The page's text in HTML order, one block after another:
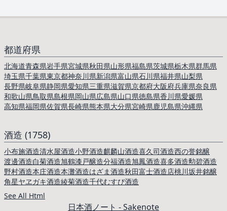
都道府県
北海道青森県岩手県宮城県秋田県山形県福島県茨城県栃木県群馬県
埼玉県千葉県東京都神奈川県新潟県富山県石川県福井県山梨県
長野県岐阜県静岡県愛知県三重県滋賀県京都府大阪府兵庫県奈良県
和歌山県鳥取県島根県岡山県広島県山口県徳島県香川県愛媛県
高知県福岡県佐賀県長崎県熊本県大分県宮崎県鹿児島県沖縄県
酒造 (1758)
小布施酒造清水屋酒造小野酒造麒麟山酒造喜久司酒造西の誉銘醸
渡邊酒造白菊酒造旭鶴漆戸醸造分福酒造旭鳳酒造喜多酒造勲碧酒造
野村酒造本庄酒造本灘酒造はざま酒造秋田富士酒造店桃川坂井銘醸
角星ヤヱガキ酒造綾菊酒造千代むすび酒造
See All Html
日本酒ノート - Sakenote